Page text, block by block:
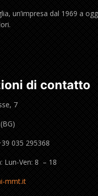
un’impresa dal 1969 a
di contatto
7
035 295368
Lun-Ven: 8 – 18
mmt.it